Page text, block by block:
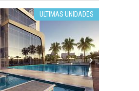
ULTIMAS UNIDADES